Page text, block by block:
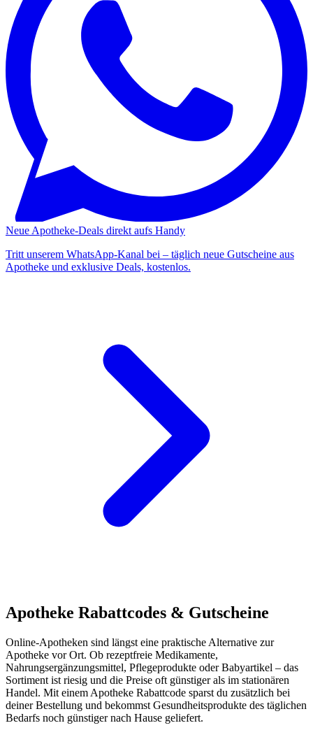
Neue Apotheke-Deals direkt aufs Handy
Tritt unserem WhatsApp-Kanal bei – täglich neue Gutscheine aus
Apotheke und exklusive Deals, kostenlos.
Apotheke Rabattcodes & Gutscheine
Online-Apotheken sind längst eine praktische Alternative zur
Apotheke vor Ort. Ob rezeptfreie Medikamente,
Nahrungsergänzungsmittel, Pflegeprodukte oder Babyartikel – das
Sortiment ist riesig und die Preise oft günstiger als im stationären
Handel. Mit einem Apotheke Rabattcode sparst du zusätzlich bei
deiner Bestellung und bekommst Gesundheitsprodukte des täglichen
Bedarfs noch günstiger nach Hause geliefert.